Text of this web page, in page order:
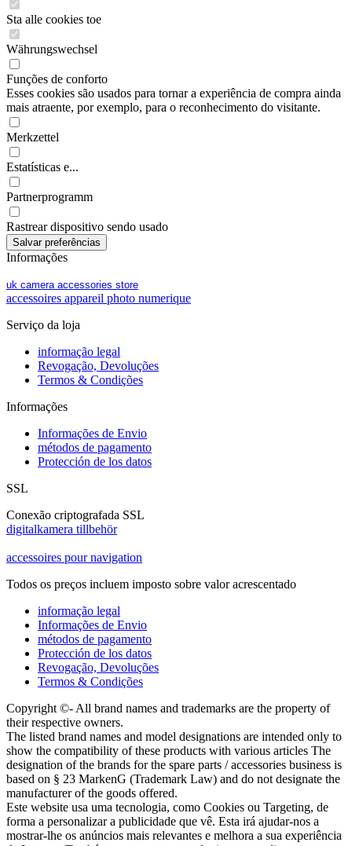
Sta alle cookies toe
Währungswechsel
Funções de conforto
Esses cookies são usados para tornar a experiência de compra ainda
mais atraente, por exemplo, para o reconhecimento do visitante.
Merkzettel
Estatísticas e...
Partnerprogramm
Rastrear dispositivo sendo usado
Informações
uk camera accessories store
accessoires appareil photo numerique
Serviço da loja
informação legal
Revogação, Devoluções
Termos & Condições
Informações
Informações de Envio
métodos de pagamento
Protección de los datos
SSL
Conexão criptografada SSL
digitalkamera tillbehör
accessoires pour navigation
Todos os preços incluem imposto sobre valor acrescentado
informação legal
Informações de Envio
métodos de pagamento
Protección de los datos
Revogação, Devoluções
Termos & Condições
Copyright ©- All brand names and trademarks are the property of
their respective owners.
The listed brand names and model designations are intended only to
show the compatibility of these products with various articles The
designation of the brands for the spare parts / accessories business is
based on § 23 MarkenG (Trademark Law) and do not designate the
manufacturer of the goods offered.
Este website usa uma tecnologia, como Cookies ou Targeting, de
forma a personalizar a publicidade que vê. Esta irá ajudar-nos a
mostrar-lhe os anúncios mais relevantes e melhora a sua experiência